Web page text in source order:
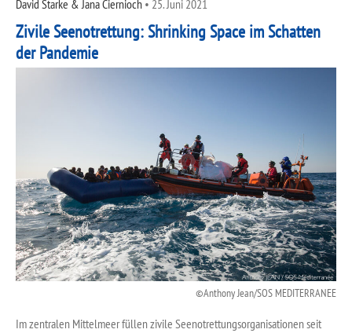
David Starke & Jana Ciernioch • 25. Juni 2021
Zivile Seenotrettung: Shrinking Space im Schatten
der Pandemie
Anthony Jean/SOS MEDITERRANEE
Im zentralen Mittelmeer füllen zivile Seenotrettungsorganisationen seit